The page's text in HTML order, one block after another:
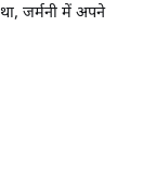
जर्मनी में अपने